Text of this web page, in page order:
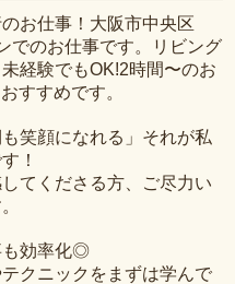
お仕事！大阪市中央区
でのお仕事です。リビング
経験でもOK!2時間〜のお
すすめです。
笑顔になれる」それが私
！
てくださる方、ご尽力い
も効率化◎
クニックをまずは学んで